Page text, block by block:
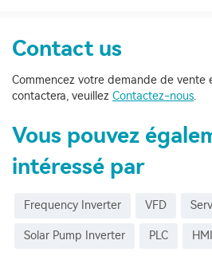
Contact us
Commencez votre demande de vente
contactera, veuillez Contactez-nous.
Vous pouvez
intéressé par
Frequency Inverter VFD
Solar Pump Inverter PLC HMI